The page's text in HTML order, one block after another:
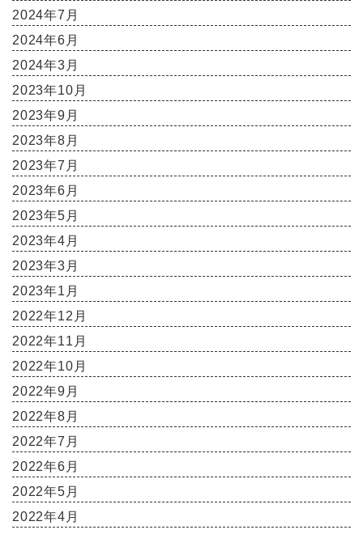
2024年7月
2024年6月
2024年3月
2023年10月
2023年9月
2023年8月
2023年7月
2023年6月
2023年5月
2023年4月
2023年3月
2023年1月
2022年12月
2022年11月
2022年10月
2022年9月
2022年8月
2022年7月
2022年6月
2022年5月
2022年4月